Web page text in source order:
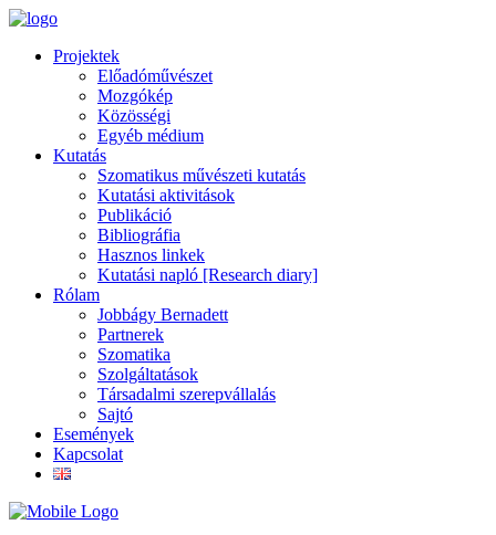
Projektek
Előadóművészet
Mozgókép
Közösségi
Egyéb médium
Kutatás
Szomatikus művészeti kutatás
Kutatási aktivitások
Publikáció
Bibliográfia
Hasznos linkek
Kutatási napló [Research diary]
Rólam
Jobbágy Bernadett
Partnerek
Szomatika
Szolgáltatások
Társadalmi szerepvállalás
Sajtó
Események
Kapcsolat